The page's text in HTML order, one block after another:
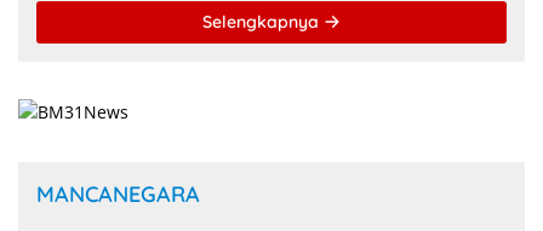
Selengkapnya
MANCANEGARA